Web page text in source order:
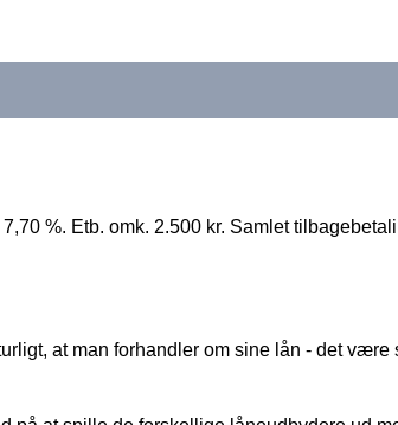
%. Etb. omk. 2.500 kr. Samlet
at man forhandler om sine lån - det være